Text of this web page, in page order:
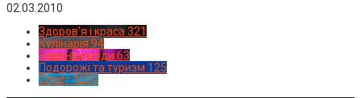
02.03.2010
Здоров'я і краса 321
Кулінарія 94
Новинки моди 63
Подорожі та туризм 125
Спорт1224